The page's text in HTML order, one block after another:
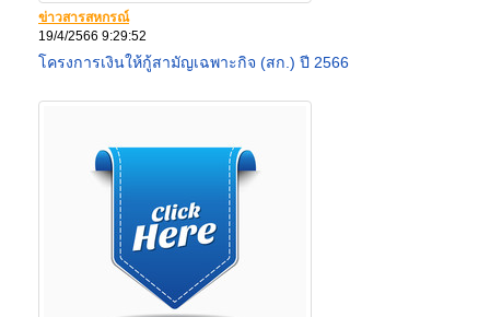
ข่าวสารสหกรณ์
19/4/2566 9:29:52
โครงการเงินให้กู้สามัญเฉพาะกิจ (สก.) ปี 2566